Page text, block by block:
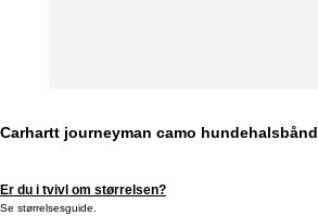
Carhartt journeyman camo hundehalsbånd
Er du i tvivl om størrelsen?
Se størrelsesguide.